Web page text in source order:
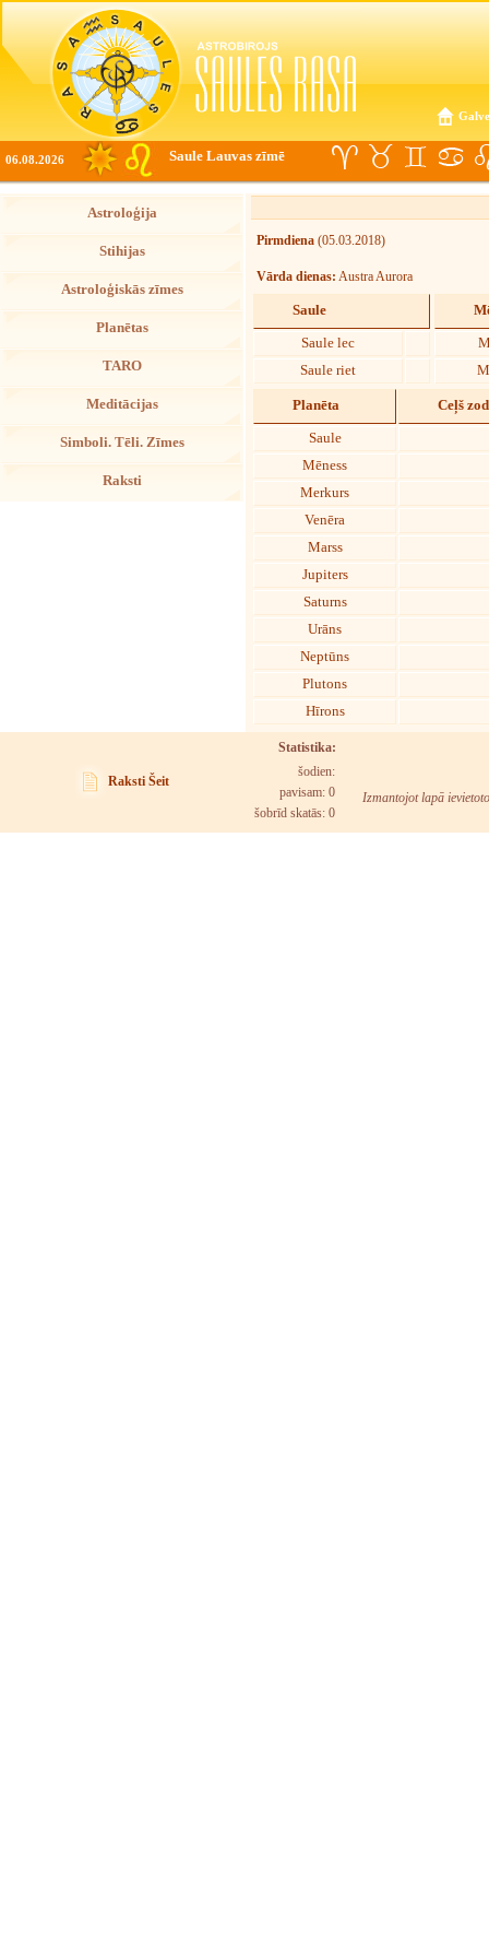
06.08.2026 Saule Lauvas zīmē
Astroloģija
Stihijas
Astroloģiskās zīmes
Planētas
TARO
Meditācijas
Simboli. Tēli. Zīmes
Raksti
Pirmdiena (05.03.2018)
Vārda dienas: Austra Aurora
Saule
Saule lec
Saule riet
Planēta Ceļš
Saule
Mēness
Merkurs
Venēra
Marss
Jupiters
Saturns
Urāns
Neptūns
Plutons
Hīrons
Raksti Šeit
Statistika:
šodien:
pavisam: 0
šobrīd skatās: 0
Izmantojot lapā